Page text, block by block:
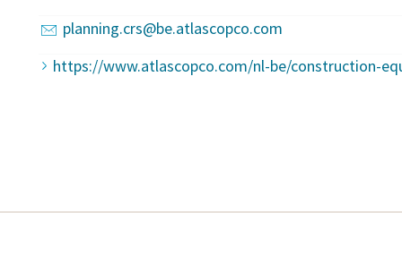
planning.crs@be.atlascopco.com
https://www.atlascopco.com/nl-be/construction-